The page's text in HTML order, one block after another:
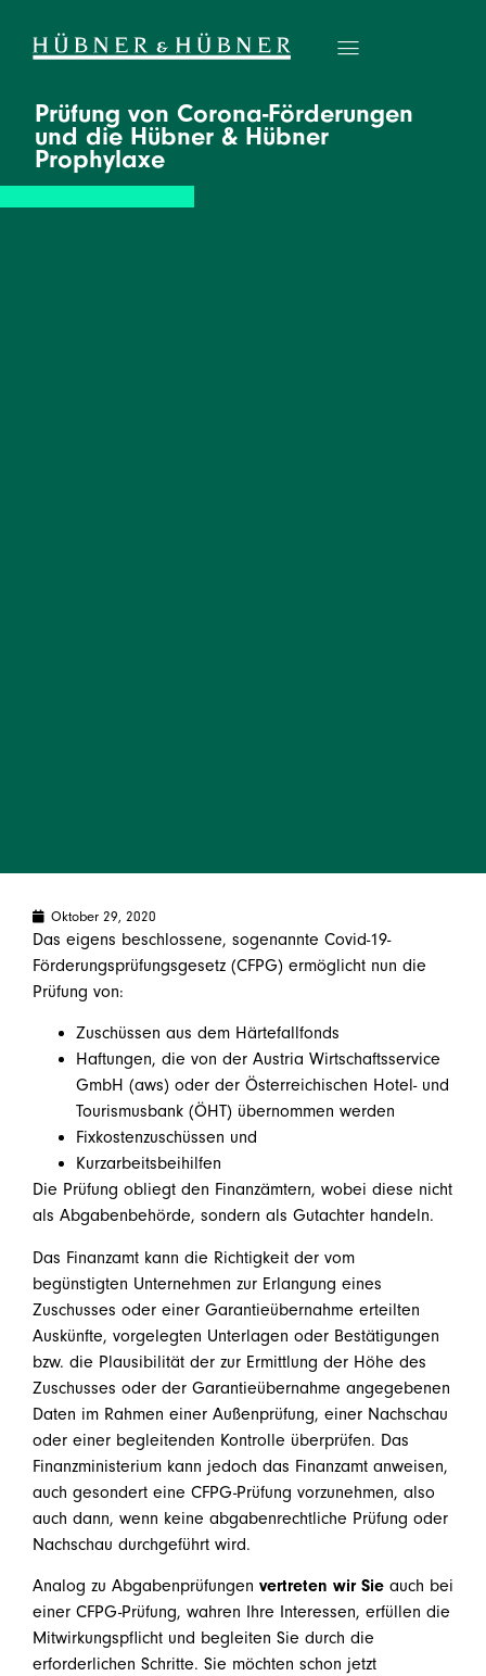
Prüfung von Corona-Förderungen
und die Hübner & Hübner
Prophylaxe
Oktober 29, 2020
Das eigens beschlossene, sogenannte Covid-19-
Förderungsprüfungsgesetz (CFPG) ermöglicht nun die
Prüfung von:
Zuschüssen aus dem Härtefallfonds
Haftungen, die von der Austria Wirtschaftsservice
GmbH (aws) oder der Österreichischen Hotel- und
Tourismusbank (ÖHT) übernommen werden
Fixkostenzuschüssen und
Kurzarbeitsbeihilfen
Die Prüfung obliegt den Finanzämtern, wobei diese nicht
als Abgabenbehörde, sondern als Gutachter handeln.
Das Finanzamt kann die Richtigkeit der vom
begünstigten Unternehmen zur Erlangung eines
Zuschusses oder einer Garantieübernahme erteilten
Auskünfte, vorgelegten Unterlagen oder Bestätigungen
bzw. die Plausibilität der zur Ermittlung der Höhe des
Zuschusses oder der Garantieübernahme angegebenen
Daten im Rahmen einer Außenprüfung, einer Nachschau
oder einer begleitenden Kontrolle überprüfen. Das
Finanzministerium kann jedoch das Finanzamt anweisen,
auch gesondert eine CFPG-Prüfung vorzunehmen, also
auch dann, wenn keine abgabenrechtliche Prüfung oder
Nachschau durchgeführt wird.
Analog zu Abgabenprüfungen vertreten wir Sie auch bei
einer CFPG-Prüfung, wahren Ihre Interessen, erfüllen die
Mitwirkungspflicht und begleiten Sie durch die
erforderlichen Schritte. Sie möchten schon jetzt